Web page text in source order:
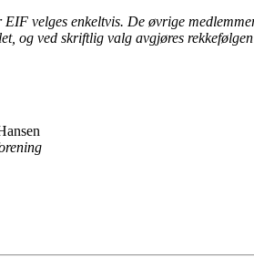
velges enkeltvis. De øvrige
og ved skriftlig valg avgjøres